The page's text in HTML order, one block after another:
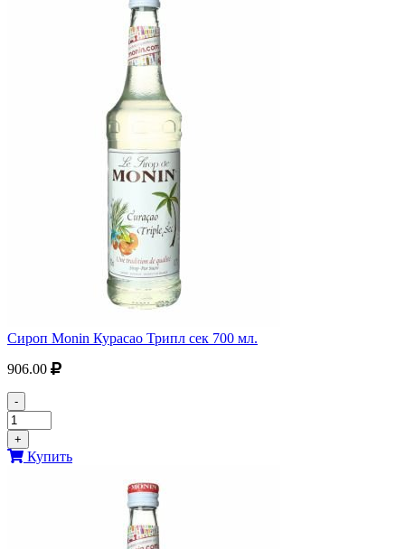
Сироп Monin Курасао Трипл сек 700 мл.
906.00
-
+
Купить